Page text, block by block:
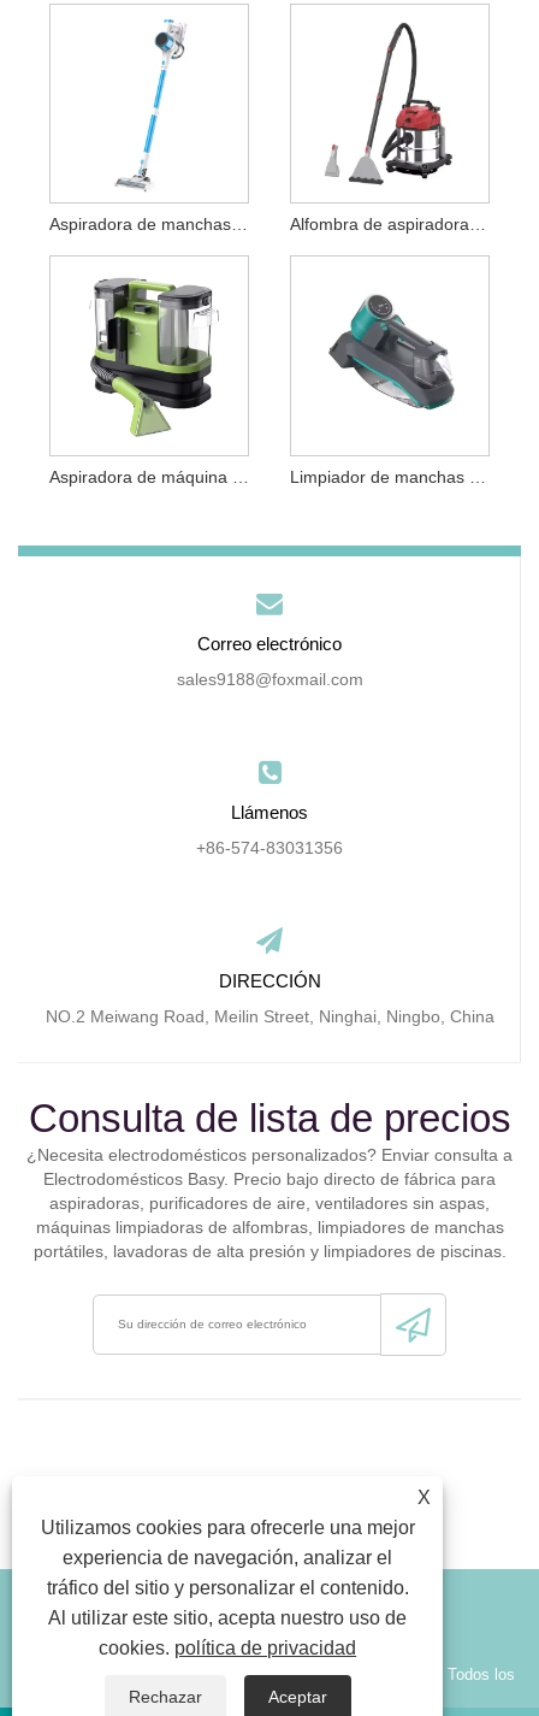
Aspiradora de manchas de alfombras de succión fuerte
X
Utilizamos cookies para ofrecerle una mejor
experiencia de navegación, analizar el
tráfico del sitio y personalizar el contenido.
Al utilizar este sitio, acepta nuestro uso de
cookies. política de privacidad
Rechazar Aceptar
Correo electrónico
sales9188@foxmail.com
Llámenos
+86-574-83031356
DIRECCIÓN
NO.2 Meiwang Road, Meilin Street, Ninghai, Ningbo, China
Consulta de lista de precios
¿Necesita electrodomésticos personalizados? Enviar consulta a
Electrodomésticos Basy. Precio bajo directo de fábrica para
aspiradoras, purificadores de aire, ventiladores sin aspas,
máquinas limpiadoras de alfombras, limpiadores de manchas
portátiles, lavadoras de alta presión y limpiadores de piscinas.
Link Sitemap RSS Xml política de privacidad
Copyright © 2026 Ningbo Basy Electric Appliances Co., Ltd. Todos los
derechos reservados